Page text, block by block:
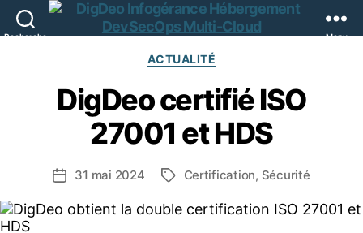
Recherche Menu
Catégories
ACTUALITÉ
DigDeo certifié ISO
27001 et HDS
Date
l’article
31 mai 2024 Étiquettes
Certification, Sécurité